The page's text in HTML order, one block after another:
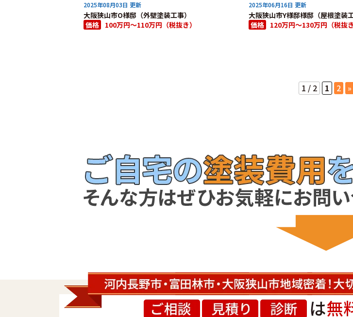
2025年08月03日 更新
大阪狭山市O様邸（外壁塗装工事）
価格
100万円～110万円（税抜き）
2025年06月16日 更新
大阪狭山市Y様邸様邸（屋根塗装工
価格
120万円～130万円（税抜き
1 / 2 1 2 »